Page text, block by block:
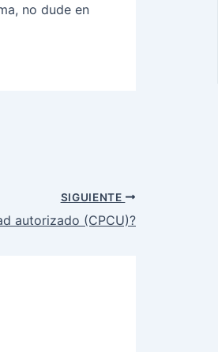
no dude en
SIGUIENTE
autorizado (CPCU)?